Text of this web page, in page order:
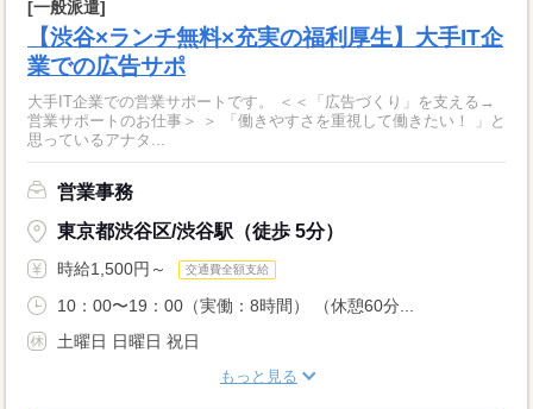
[一般派遣]
【渋谷×ランチ無料×充実の福利厚生】大手IT企
業での広告サポ
大手IT企業での営業サポートです。 ＜＜「広告づくり」を支える→
営業サポートのお仕事＞ ＞ 「働きやすさを重視して働きたい！ 」と
思っているアナタ...
営業事務
東京都渋谷区/渋谷駅（徒歩 5分）
時給1,500円～ 交通費全額支給
10：00〜19：00（実働：8時間） （休憩60分...
土曜日 日曜日 祝日
もっと見る